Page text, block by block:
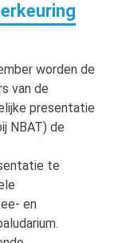
worden de
van de
presentatie
NBAT) de
te
en